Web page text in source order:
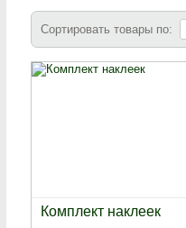
Сортировать товары по:
Комплект наклеек